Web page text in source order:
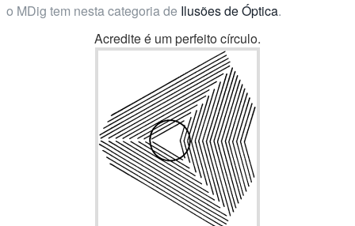
o MDig tem nesta categoria de Ilusões de Óptica.
Acredite é um perfeito círculo.